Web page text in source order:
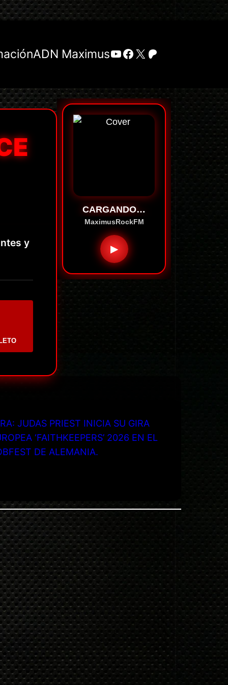
ADN MaximusYouTube
Facebook
X Patreon
y
CARGANDO…
MaximusRockFM
▶
JUDAS PRIEST INICIA SU GIRA
‘FAITHKEEPERS’ 2026 EN EL
DE ALEMANIA.